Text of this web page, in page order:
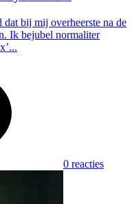
bij mij overheerste na de
Ik bejubel normaliter
0 reacties